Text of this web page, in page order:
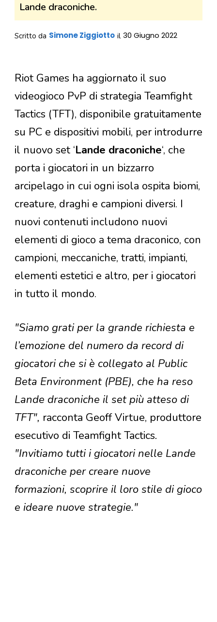
Lande draconiche.
Scritto da Simone Ziggiotto il 30 Giugno 2022
Riot Games ha aggiornato il suo
videogioco PvP di strategia Teamfight
Tactics (TFT), disponibile gratuitamente
su PC e dispositivi mobili, per introdurre
il nuovo set ‘Lande draconiche‘, che
porta i giocatori in un bizzarro
arcipelago in cui ogni isola ospita biomi,
creature, draghi e campioni diversi. I
nuovi contenuti includono nuovi
elementi di gioco a tema draconico, con
campioni, meccaniche, tratti, impianti,
elementi estetici e altro, per i giocatori
in tutto il mondo.
"Siamo grati per la grande richiesta e
l’emozione del numero da record di
giocatori che si è collegato al Public
Beta Environment (PBE), che ha reso
Lande draconiche il set più atteso di
TFT", racconta Geoff Virtue, produttore
esecutivo di Teamfight Tactics.
"Invitiamo tutti i giocatori nelle Lande
draconiche per creare nuove
formazioni, scoprire il loro stile di gioco
e ideare nuove strategie."